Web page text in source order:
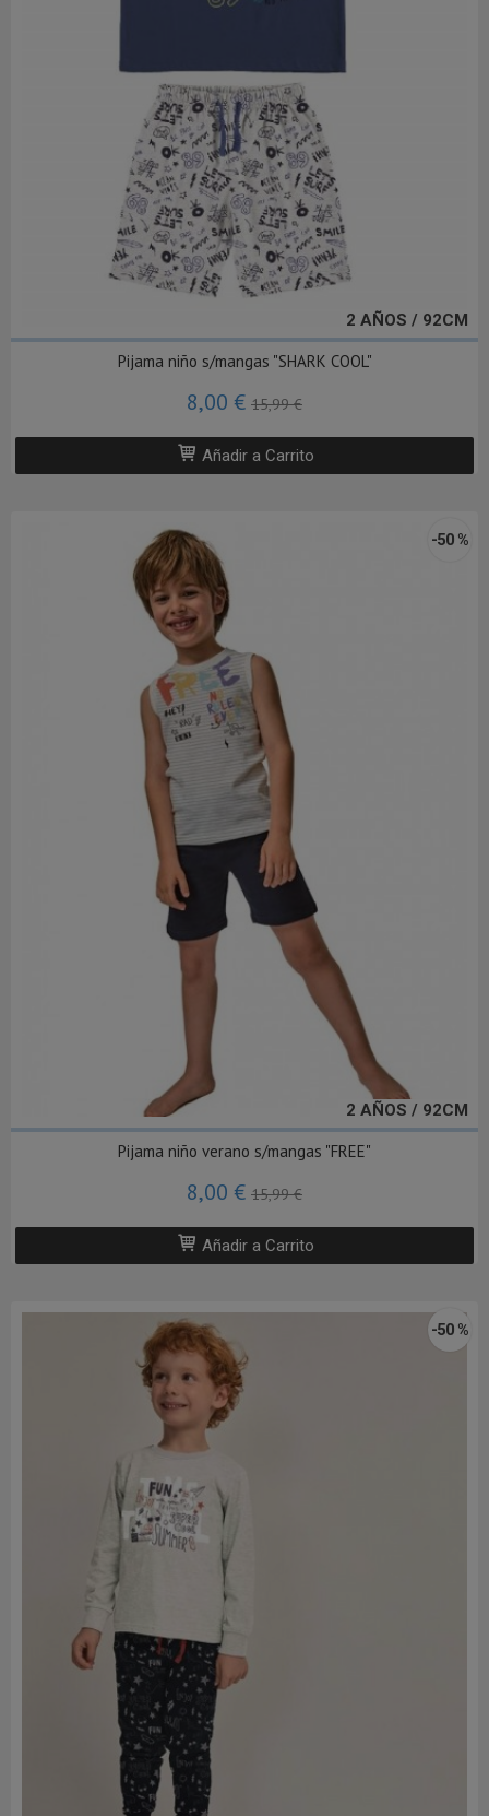
2 AÑOS / 92CM
Pijama niño s/mangas "SHARK COOL"
8,00 € 15,99 €
Añadir a Carrito
2 AÑOS / 92CM
-50 %
Pijama niño verano s/mangas "FREE"
8,00 € 15,99 €
Añadir a Carrito
-50 %